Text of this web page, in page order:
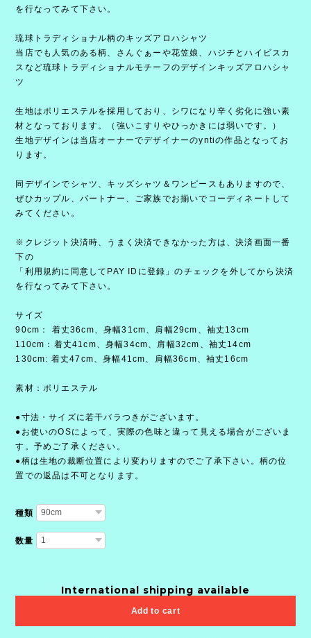
を行なってみて下さい。
琉球トラディショナル柄のキッズアロハシャツ
当店でも人気のある柄、さんぐぁーや花笠娘、ハジチとハイビスカ
スなど琉球トラディショナルモチーフのデザインキッズアロハシャ
ツ
生地はポリエステルを採用しており、シワになり辛く劣化に強い素
材となっております。（強いこすりやひっかきには弱いです。）
生地デザインは当店オーナーでデザイナーのyntiの作品となってお
ります。
同デザインでシャツ、キッズシャツ＆ワンピースもありますので、
ぜひカップル、パートナー、ご家族でお揃いでコーディネートして
みてください。
※クレジット決済時、うまく決済できなかった方は、決済画面一番
下の
「利用規約に同意してPAY IDに登録」のチェックを外してから決済
を行なってみて下さい。
サイズ
90cm： 着丈36cm、身幅31cm、肩幅29cm、袖丈13cm
110cm：着丈41cm、身幅34cm、肩幅32cm、袖丈14cm
130cm: 着丈47cm、身幅41cm、肩幅36cm、袖丈16cm
素材：ポリエステル
●寸法・サイズに若干バラつきがございます。
●お使いのOSによって、実際の色味と違って見える場合がございま
す。予めご了承ください。
●柄は生地の裁断位置により変わりますのでご了承下さい。柄の位
置での返品は不可となります。
種類
数量
International shipping available
Add to cart